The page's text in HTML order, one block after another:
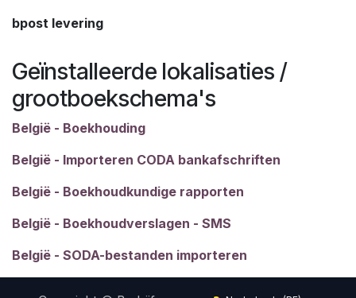
bpost levering
Geïnstalleerde lokalisaties /
grootboekschema's
België - Boekhouding
België - Importeren CODA bankafschriften
België - Boekhoudkundige rapporten
België - Boekhoudverslagen - SMS
België - SODA-bestanden importeren